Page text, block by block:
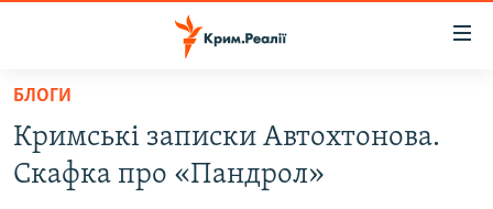
Перейти
основного
матеріалу
Перейти
ВОДА.КРИМ
ВІДЕО ТА ФОТО
БЛОГИ
Кримські записки Автохтонова.
Скафка про «Пандрол»